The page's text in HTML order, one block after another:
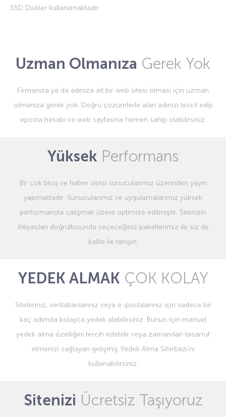
SSD Diskler kullanılmaktadır.
Uzman Olmanıza Gerek Yok
Firmanıza ya da adınıza ait bir web sitesi olması için uzman
olmanıza gerek yok. Doğru çözümlerle alan adınızı tescil edip
eposta hesabı ve web sayfasına hemen sahip olabilirsiniz.
Yüksek Performans
Bir çok blog ve haber sitesi sunucularımız üzerinden yayın
yapmaktadır. Sunucularımız ve uygulamalarımız yüksek
performansta çalışmak üzere optimize edilmiştir. Sitenizin
ihtiyaçları doğrultusunda seçeceğiniz paketlerimiz ile siz de
kalite ile tanışın.
YEDEK ALMAK ÇOK KOLAY
Siteleriniz, veritabanlarınız veya e-postalarınız için sadece bir
kaç adımda kolayca yedek alabilirsiniz. Bunun için manuel
yedek alma özelliğini tercih edebilir veya zamandan tasarruf
etmenizi sağlayan gelişmiş Yedek Alma Sihirbazı'nı
kullanabilirsiniz.
Sitenizi Ücretsiz Taşıyoruz